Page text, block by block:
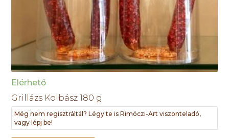
Elérhető
Grillázs Kolbász 180 g
Még nem regisztráltál? Légy te is Rimóczi-Art viszonteladó,
vagy lépj be!